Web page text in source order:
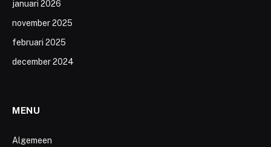
januari 2026
november 2025
februari 2025
december 2024
MENU
Algemeen